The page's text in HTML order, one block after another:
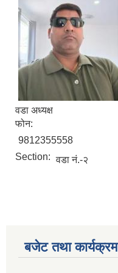
वडा अध्यक्ष
फोन:
9812355558
Section: वडा नं.-२
बजेट तथा कार्यक्रम